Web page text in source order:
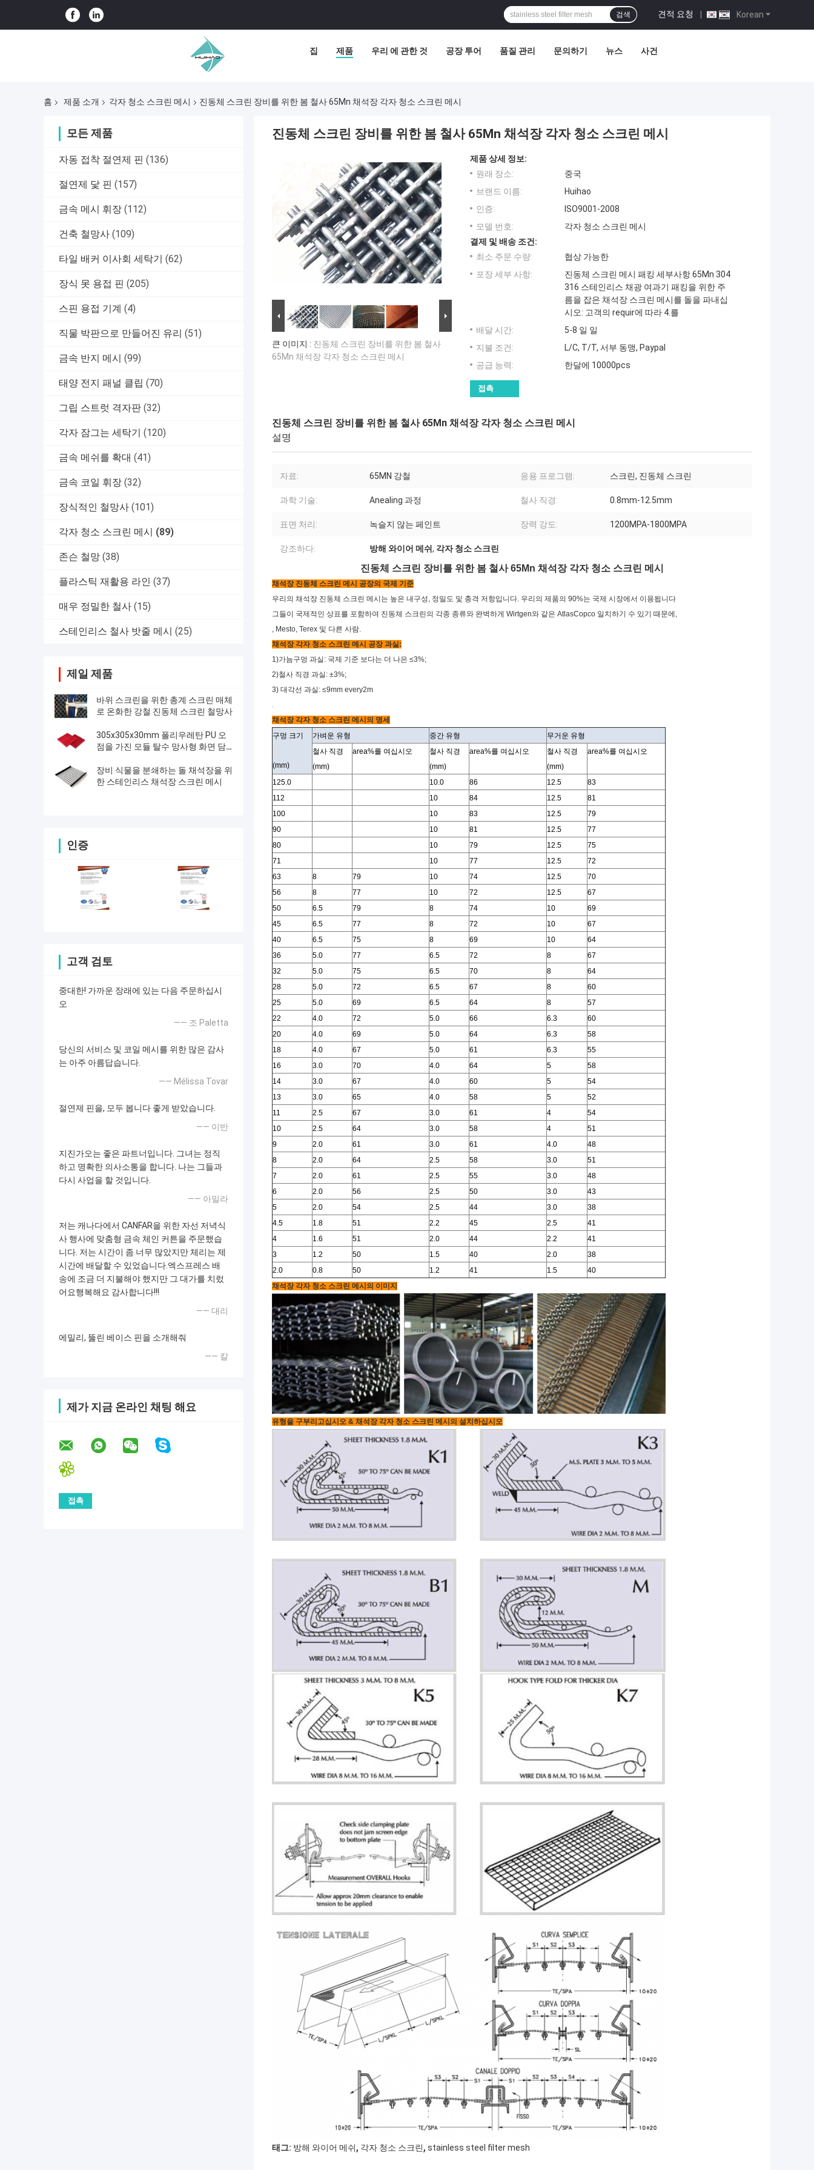
Korean
견적 요청 |
검색
집 제품 우리 에 관한 것 공장 투어 품질 관리 문의하기 뉴스 사건
홈 제품 소개 각자 청소 스크린 메시 진동체 스크린 장비를 위한 봄 철사 65Mn 채석장 각자 청소 스크린 메시
모든 제품
자동 접착 절연제 핀 (136)
절연제 닻 핀 (157)
금속 메시 휘장 (112)
건축 철망사 (109)
타일 배커 이사회 세탁기 (62)
장식 못 용접 핀 (205)
스핀 용접 기계 (4)
직물 박판으로 만들어진 유리 (51)
금속 반지 메시 (99)
태양 전지 패널 클립 (70)
그립 스트럿 격자판 (32)
각자 잠그는 세탁기 (120)
금속 메쉬를 확대 (41)
금속 코일 휘장 (32)
장식적인 철망사 (101)
각자 청소 스크린 메시 (89)
존슨 철망 (38)
플라스틱 재활용 라인 (37)
매우 정밀한 철사 (15)
스테인리스 철사 밧줄 메시 (25)
제일 제품
바위 스크린을 위한 총계 스크린 매체
로 온화한 강철 진동체 스크린 철망사
305x305x30mm 폴리우레탄 PU 오
점을 가진 모듈 탈수 망사형 화면 담
장비 식물을 분쇄하는 돌 채석장을 위
한 스테인리스 채석장 스크린 메시
인증
고객 검토
중대한! 가까운 장래에 있는 다음 주문하십시
오
—— 조 Paletta
당신의 서비스 및 코일 메시를 위한 많은 감사
는 아주 아름답습니다.
—— Mélissa Tovar
절연제 핀을, 모두 봅니다 좋게 받았습니다.
—— 이반
지진가오는 좋은 파트너입니다. 그녀는 정직
하고 명확한 의사소통을 합니다. 나는 그들과
다시 사업을 할 것입니다.
—— 아밀라
저는 캐나다에서 CANFAR을 위한 자선 저녁식
사 행사에 맞춤형 금속 체인 커튼을 주문했습
니다. 저는 시간이 좀 너무 많았지만 체리는 제
시간에 배달할 수 있었습니다.엑스프레스 배
송에 조금 더 지불해야 했지만 그 대가를 치렀
어요행복해요 감사합니다!!!
—— 대리
에밀리, 뚫린 베이스 핀을 소개해줘
—— 칼
제가 지금 온라인 채팅 해요
진동체 스크린 장비를 위한 봄 철사 65Mn 채석장 각자 청소 스크린 메시
큰 이미지 : 진동체 스크린 장비를 위한 봄 철사
65Mn 채석장 각자 청소 스크린 메시
제품 상세 정보:
원래 장소:
중국
브랜드 이름:
Huihao
인증:
ISO9001-2008
모델 번호:
각자 청소 스크린 메시
결제 및 배송 조건:
최소 주문 수량:
협상 가능한
포장 세부 사항:
진동체 스크린 메시 패킹 세부사항 65Mn 304
316 스테인리스 채광 여과기 패킹을 위한 주
름을 잡은 채석장 스크린 메시를 돌을 파내십
시오: 고객의 requir에 따라 4.를
배달 시간:
5-8 일 일
지불 조건:
L/C, T/T, 서부 동맹, Paypal
공급 능력:
한달에 10000pcs
접촉
진동체 스크린 장비를 위한 봄 철사 65Mn 채석장 각자 청소 스크린 메시
설명
자료: 65MN 강철 응용 프로그램: 스크린, 진동체 스크린
과학 기술: Anealing 과정 철사 직경: 0.8mm-12.5mm
표면 처리: 녹슬지 않는 페인트 장력 강도: 1200MPA-1800MPA
강조하다: 방해 와이어 메쉬, 각자 청소 스크린
진동체 스크린 장비를 위한 봄 철사 65Mn 채석장 각자 청소 스크린 메시
채석장 진동체 스크린 메시 공장의 국제 기준
우리의 채석장 진동체 스크린 메시는 높은 내구성, 정밀도 및 충격 저항입니다. 우리의 제품의 90%는 국제 시장에서 이용됩니다
그들이 국제적인 상표를 포함하여 진동체 스크린의 각종 종류와 완벽하게 Wirtgen와 같은 AtlasCopco 일치하기 수 있기 때문에,
, Mesto, Terex 및 다른 사람.
채석장 각자 청소 스크린 메시 공장 과실:
1)가늠구멍 과실: 국제 기준 보다는 더 나은 ≤3%;
2)철사 직경 과실: ±3%;
3) 대각선 과실: ≤9mm every2m
.
채석장 각자 청소 스크린 메시의 명세
구멍 크기
(mm)
가벼운 유형 중간 유형
무거운 유형
철사 직경
(mm)
area%를 여십시오
철사 직경
(mm)
area%를 여십시오
철사 직경
(mm)
area%를 여십시오
125.0 10.0 86 12.5
83
112
10 84 12.5
81
100
10 83 12.5
79
90
10 81 12.5
77
80
10 79 12.5
75
71
10 77 12.5
72
63
8 79 10 74 12.5
70
56
8 77 10 72 12.5
67
50
6.5 79 8 74 10
69
45
6.5 77 8 72 10
67
40
6.5 75 8 69 10
64
36
5.0 77 6.5 72 8
67
32
5.0 75 6.5 70 8
64
28
5.0 72 6.5 67 8
60
25
5.0 69 6.5 64 8
57
22
4.0 72 5.0 66 6.3
60
20
4.0 69 5.0 64 6.3
58
18
4.0 67 5.0 61 6.3
55
16
3.0 70 4.0 64 5
58
14
3.0 67 4.0 60 5
54
13
3.0 65 4.0 58 5
52
11
2.5 67 3.0 61 4
54
10
2.5 64 3.0 58 4
51
9
2.0 61 3.0 61 4.0
48
8
2.0 64 2.5 58 3.0
51
7
2.0 61 2.5 55 3.0
48
6
2.0 56 2.5 50 3.0
43
5
2.0 54 2.5 44 3.0
38
4.5
1.8 51 2.2 45 2.5
41
4
1.6 51 2.0 44 2.2
41
3
1.2 50 1.5 40 2.0
38
2.0
0.8 50 1.2 41 1.5
40
채석장 각자 청소 스크린 메시의 이미지
유형을 구부리고십시오 & 채석장 각자 청소 스크린 메시의 설치하십시오
태그: 방해 와이어 메쉬, 각자 청소 스크린, stainless steel filter mesh